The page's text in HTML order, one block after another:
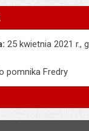
25 kwietnia 2021 r.,
pomnika Fredry
treść: